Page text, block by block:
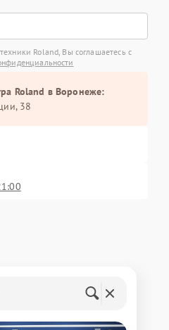
Roland, Вы соглашаетесь с
Roland в Воронеже:
38